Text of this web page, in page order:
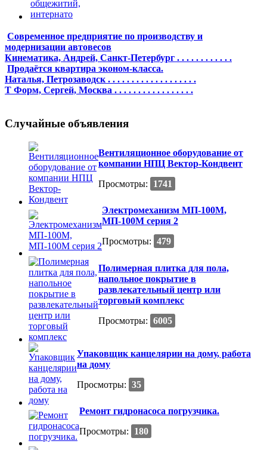
Современное предприятие по производству и
модернизации автовесов
Кинематика, Андрей, Санкт-Петербург . . . . . . . . . . . .
Продаётся квартира эконом-класса.
Наталья, Петрозаводск . . . . . . . . . . . . . . . . . . .
Т Форм, Сергей, Москва . . . . . . . . . . . . . . . . .
Случайные объявления
Вентиляционное оборудование от
компании НПЦ Вектор-Кондвент
Просмотры:
1741
Электромеханизм МП-100М,
МП-100М серия 2
Просмотры: 479
Полимерная плитка для пола,
напольное покрытие в
развлекательный центр или
торговый комплекс
Просмотры: 6005
Упаковщик канцелярии на дому, работа
на дому
Просмотры: 35
Ремонт гидронасоса погрузчика.
Просмотры:
180